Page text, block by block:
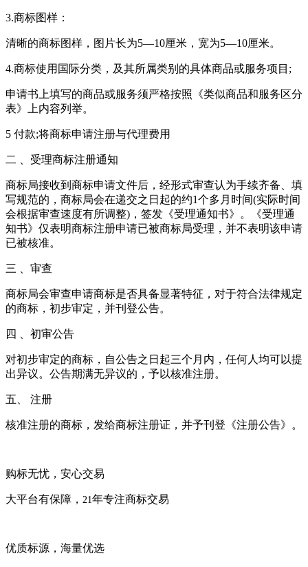
3.商标图样：
清晰的商标图样，图片长为5—10厘米，宽为5—10厘米。
4.商标使用国际分类，及其所属类别的具体商品或服务项目;
申请书上填写的商品或服务须严格按照《类似商品和服务区分
表》上内容列举。
5 付款;将商标申请注册与代理费用
二 、受理商标注册通知
商标局接收到商标申请文件后，经形式审查认为手续齐备、填
写规范的，商标局会在递交之日起的约1个多月时间(实际时间
会根据审查速度有所调整)，签发《受理通知书》。《受理通
知书》仅表明商标注册申请已被商标局受理，并不表明该申请
已被核准。
三 、审查
商标局会审查申请商标是否具备显著特征，对于符合法律规定
的商标，初步审定，并刊登公告。
四 、初审公告
对初步审定的商标，自公告之日起三个月内，任何人均可以提
出异议。公告期满无异议的，予以核准注册。
五、 注册
核准注册的商标，发给商标注册证，并予刊登《注册公告》。
购标无忧，安心交易
大平台有保障， 21年专注商标交易
优质标源，海量优选